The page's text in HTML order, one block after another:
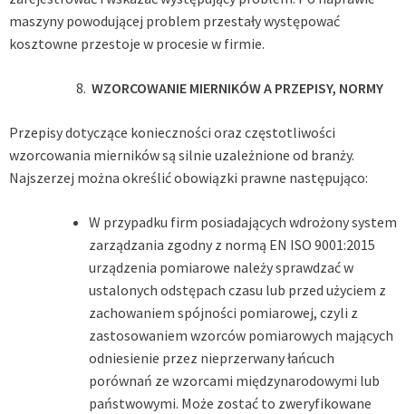
maszyny powodującej problem przestały występować
kosztowne przestoje w procesie w firmie.
WZORCOWANIE MIERNIKÓW A PRZEPISY, NORMY
Przepisy dotyczące konieczności oraz częstotliwości
wzorcowania mierników są silnie uzależnione od branży.
Najszerzej można określić obowiązki prawne następująco:
W przypadku firm posiadających wdrożony system
zarządzania zgodny z normą EN ISO 9001:2015
urządzenia pomiarowe należy sprawdzać w
ustalonych odstępach czasu lub przed użyciem z
zachowaniem spójności pomiarowej, czyli z
zastosowaniem wzorców pomiarowych mających
odniesienie przez nieprzerwany łańcuch
porównań ze wzorcami międzynarodowymi lub
państwowymi. Może zostać to zweryfikowane